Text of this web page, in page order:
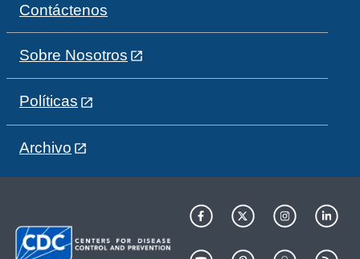
Contáctenos
Sobre Nosotros
Políticas
Archivo